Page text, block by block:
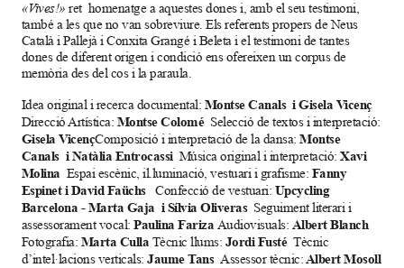
«Vives!» ret  homenatge a aquestes dones i, amb el seu testimoni,
també a les que no van sobreviure. Els referents propers de Neus
Català i Pallejà i Conxita Grangé i Beleta i el testimoni de tantes
dones de diferent origen i condició ens ofereixen un corpus de
memòria des del cos i la paraula.
Idea original i recerca documental:
Montse Canals  i Gisela Vicenç
Direcció Artística: Montse Colomé
Gisela VicençComposició i interpretació de la dansa: Montse
Canals  i Natàlia Entrocassi Música original i interpretació: Xavi
Molina Espai escènic, il.luminació, vestuari i grafisme: Fanny
Espinet i David Faüchs Confecció de vestuari: Upcycling
Barcelona - Marta Gaja  i Sílvia Oliveras Seguiment literari i
assessorament vocal: Paulina Fariza Audiovisuals:
Fotografia: Marta Culla Tècnic llums: Jordi Fusté Tècnic
d’intel·lacions verticals: Jaume Tans Assessor tècnic: Albert Mosoll